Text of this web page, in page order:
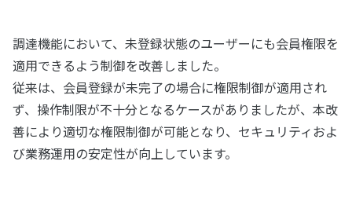
調達機能において、未登録状態のユーザーにも会員権限を
適用できるよう制御を改善しました。
従来は、会員登録が未完了の場合に権限制御が適用され
ず、操作制限が不十分となるケースがありましたが、本改
善により適切な権限制御が可能となり、セキュリティおよ
び業務運用の安定性が向上しています。